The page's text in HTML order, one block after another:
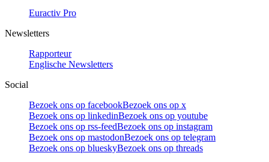
Euractiv Pro
Newsletters
Rapporteur
Englische Newsletters
Social
Bezoek ons op facebookBezoek ons op x
Bezoek ons op linkedinBezoek ons op youtube
Bezoek ons op rss-feedBezoek ons op instagram
Bezoek ons op mastodonBezoek ons op telegram
Bezoek ons op blueskyBezoek ons op threads